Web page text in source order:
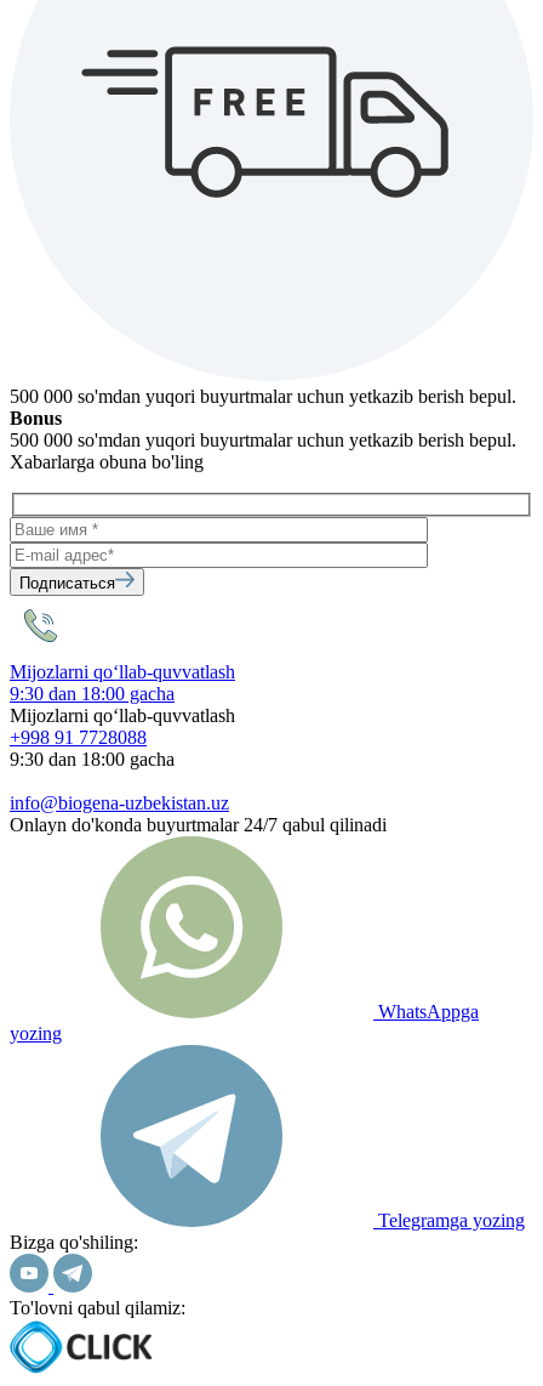
500 000 so'mdan yuqori buyurtmalar uchun yetkazib berish bepul.
Bonus
500 000 so'mdan yuqori buyurtmalar uchun yetkazib berish bepul.
Xabarlarga obuna bo'ling
Подписаться
Mijozlarni qo‘llab-quvvatlash
9:30 dan 18:00 gacha
Mijozlarni qo‘llab-quvvatlash
+998 91 7728088
9:30 dan 18:00 gacha
info@biogena-uzbekistan.uz
Onlayn do'konda buyurtmalar 24/7 qabul qilinadi
WhatsAppga
yozing
Telegramga yozing
Bizga qo'shiling:
To'lovni qabul qilamiz: